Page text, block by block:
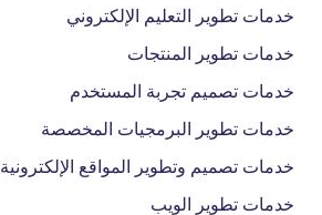
خدمات تطوير التعليم الإلكتروني
خدمات تطوير المنتجات
خدمات تصميم تجربة المستخدم
خدمات تطوير البرمجيات المخصصة
خدمات تصميم وتطوير المواقع الإلكترونية
خدمات تطوير الويب